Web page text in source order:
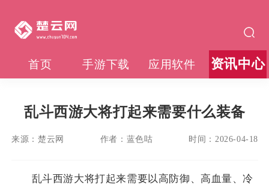
首页 手游下载 应用软件 资讯中心
乱斗西游大将打起来需要什么装备
来源： 楚云网 作者： 蓝色咕 时间： 2026-04-18
乱斗西游大将打起来需要以高防御、高血量、冷